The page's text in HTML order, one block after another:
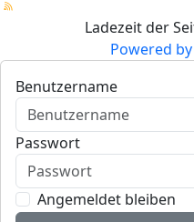
Ladezeit der
Powered by
Benutzername
Passwort
Angemeldet bleiben